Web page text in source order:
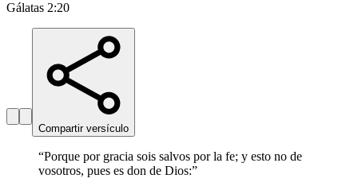
Gálatas 2:20
Compartir versículo
“Porque por gracia sois salvos por la fe; y esto no de
vosotros, pues es don de Dios:”